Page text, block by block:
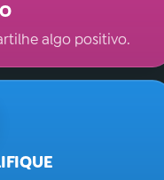
algo positivo.